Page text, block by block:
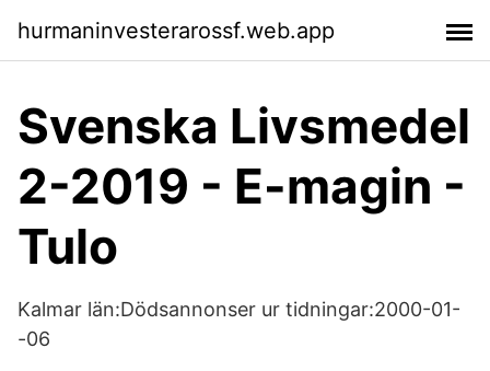
hurmaninvesterarossf.web.app
Svenska Livsmedel
2-2019 - E-magin -
Tulo
Kalmar län:Dödsannonser ur tidningar:2000-01-
-06